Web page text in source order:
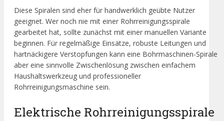
Diese Spiralen sind eher für handwerklich geübte Nutzer
geeignet. Wer noch nie mit einer Rohrreinigungsspirale
gearbeitet hat, sollte zunächst mit einer manuellen Variante
beginnen. Für regelmäßige Einsätze, robuste Leitungen und
hartnäckigere Verstopfungen kann eine Bohrmaschinen-Spirale
aber eine sinnvolle Zwischenlösung zwischen einfachem
Haushaltswerkzeug und professioneller
Rohrreinigungsmaschine sein.
Elektrische Rohrreinigungsspirale